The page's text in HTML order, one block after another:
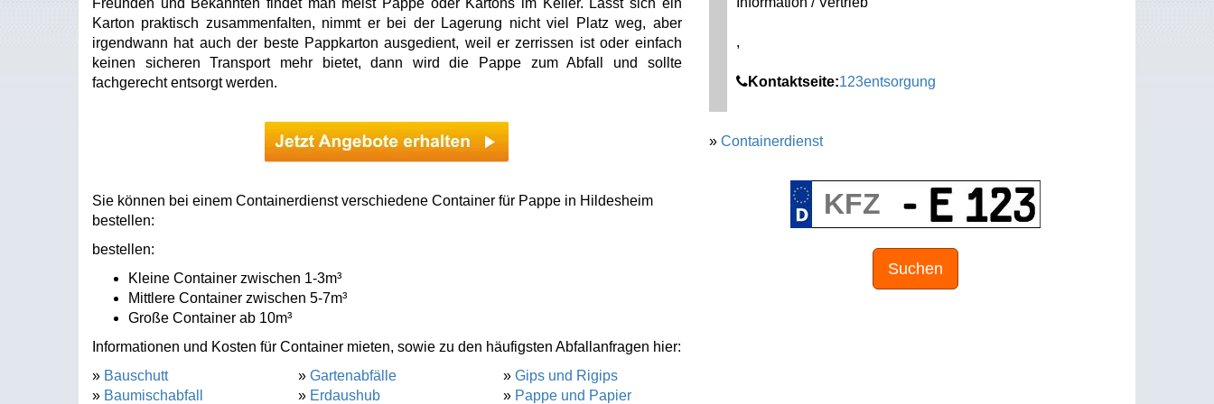
Freunden und Bekannten findet man meist Pappe oder Kartons im Keller. Lässt sich ein
Karton praktisch zusammenfalten, nimmt er bei der Lagerung nicht viel Platz weg, aber
irgendwann hat auch der beste Pappkarton ausgedient, weil er zerrissen ist oder einfach
keinen sicheren Transport mehr bietet, dann wird die Pappe zum Abfall und sollte
fachgerecht entsorgt werden.
Sie können bei einem Containerdienst verschiedene Container für Pappe in Hildesheim
bestellen:
bestellen:
Kleine Container zwischen 1-3m³
Mittlere Container zwischen 5-7m³
Große Container ab 10m³
Informationen und Kosten für Container mieten, sowie zu den häufigsten Abfallanfragen hier:
» Bauschutt
» Baumischabfall
» Gartenabfälle
» Erdaushub
» Gips und Rigips
» Pappe und Papier
,
Kontaktseite:123entsorgung
» Containerdienst
Suchen